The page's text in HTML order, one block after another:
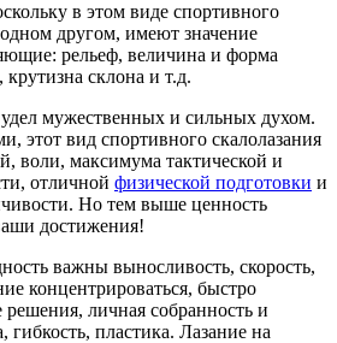
в этом виде спортивного
другом, имеют значение
рельеф, величина и форма
крутизна склона и т.д.
мужественных и сильных духом.
этот вид спортивного скалолазания
воли, максимума тактической и
отличной физической подготовки и
Но тем выше ценность
достижения!
важны выносливость, скорость,
концентрироваться, быстро
личная собранность и
гибкость, пластика. Лазание на